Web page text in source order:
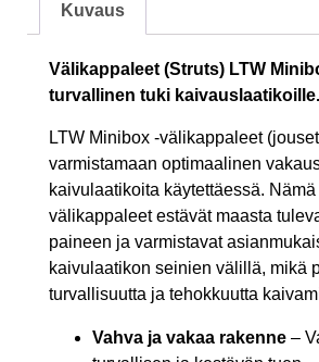
Kuvaus
Välikappaleet (Struts) LTW
turvallinen tuki kaivauslaatikoille.
LTW Minibox -välikappaleet
varmistamaan optimaalinen
kaivulaatikoita käytettäessä.
välikappaleet estävät maasta
paineen ja varmistavat
kaivulaatikon seinien välillä, mikä
turvallisuutta ja tehokkuutta
Vahva ja vakaa rakenne –